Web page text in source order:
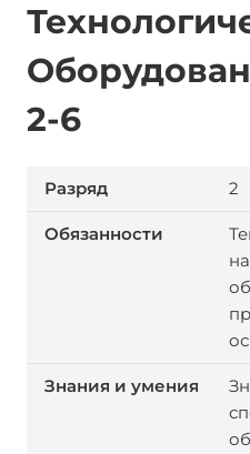
2-6
2